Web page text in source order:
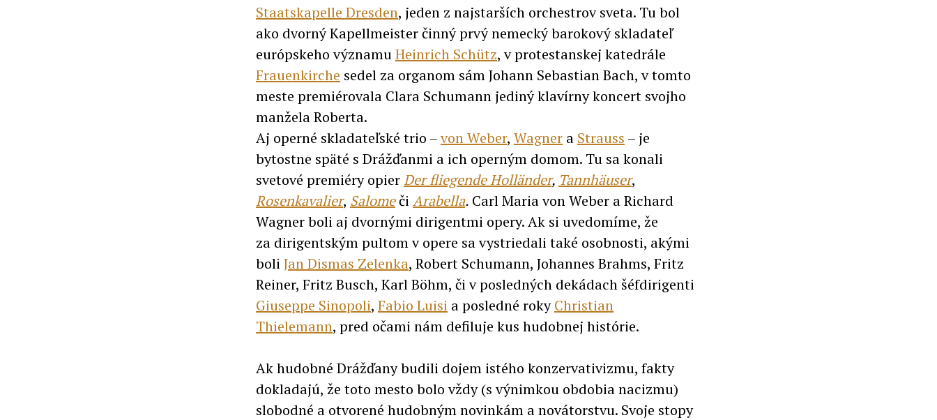
Staatskapelle Dresden, jeden z najstarších orchestrov sveta. Tu bol
ako dvorný Kapellmeister činný prvý nemecký barokový skladateľ
európskeho významuHeinrich Schütz, v protestanskej katedrále
Frauenkirche sedel za organom sám Johann Sebastian Bach, v tomto
meste premiérovala Clara Schumann jediný klavírny koncert svojho
manžela Roberta.
Aj operné skladateľské trio –von Weber, Wagner a Strauss – je
bytostne späté s Drážďanmi a ich operným domom. Tu sa konali
svetové premiéry opierDer fliegende Holländer, Tannhäuser,
Rosenkavalier, Salomeči Arabella. Carl Maria von Weber a Richard
Wagner boli aj dvornými dirigentmi opery. Ak si uvedomíme, že
za dirigentským pultom v opere sa vystriedali také osobnosti, akými
boli Jan Dismas Zelenka, Robert Schumann, Johannes Brahms, Fritz
Reiner, Fritz Busch, Karl Böhm, či v posledných dekádach šéfdirigenti
Giuseppe Sinopoli, Fabio Luisi a posledné rokyChristian
Thielemann, pred očami nám defiluje kus hudobnej histórie.
Ak hudobné Drážďany budili dojem istého konzervativizmu, fakty
dokladajú, že toto mesto bolo vždy (s výnimkou obdobia nacizmu)
slobodné a otvorené hudobným novinkám a novátorstvu. Svoje stopy